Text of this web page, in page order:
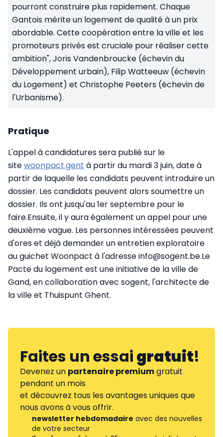
pourront construire plus rapidement. Chaque
Gantois mérite un logement de qualité à un prix
abordable. Cette coopération entre la ville et les
promoteurs privés est cruciale pour réaliser cette
ambition", Joris Vandenbroucke (échevin du
Développement urbain), Filip Watteeuw (échevin
du Logement) et Christophe Peeters (échevin de
l'Urbanisme).
Pratique
L'appel à candidatures sera publié sur le
sitewoonpact.gent à partir du mardi 3 juin, date à
partir de laquelle les candidats peuvent introduire un
dossier. Les candidats peuvent alors soumettre un
dossier. Ils ont jusqu'au 1er septembre pour le
faire.Ensuite, il y aura également un appel pour une
deuxième vague. Les personnes intéressées peuvent
d'ores et déjà demander un entretien exploratoire
au guichet Woonpact à l'adresse info@sogent.be.Le
Pacte du logement est une initiative de la ville de
Gand, en collaboration avec sogent, l'architecte de
la ville et Thuispunt Ghent.
Faites un essaigratuit!
Devenez un partenaire premiumgratuit
pendant un mois
et découvrez tous les avantages uniques que
nous avons à vous offrir.
newsletter hebdomadaire avec des nouvelles
de votre secteur